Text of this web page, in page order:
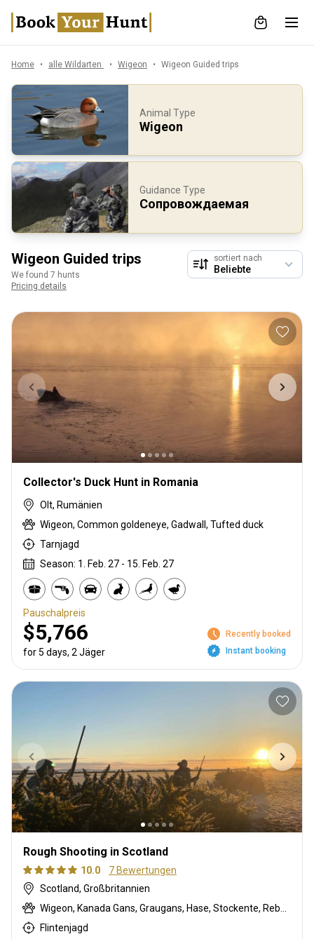
Home alle Wildarten Wigeon Wigeon Guided trips
Animal Type
Wigeon
Guidance Type
Сопровождаемая
Wigeon Guided trips
We found 7 hunts
Pricing details
sortiert nach
Collector's Duck Hunt in Romania
Olt, Rumänien
Wigeon, Common goldeneye, Gadwall, Tufted duck
Tarnjagd
Season: 1. Feb. 27 - 15. Feb. 27
Pauschalpreis
$5,766
for 5 days, 2 Jäger
Recently booked
Instant booking
Rough Shooting in Scotland
10.0
7 Bewertungen
Scotland, Großbritannien
Flintenjagd